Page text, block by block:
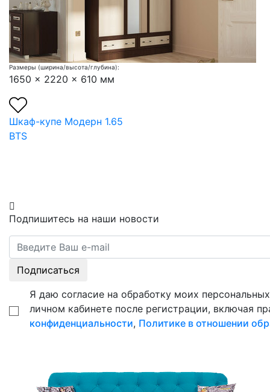
Размеры (ширина/высота/глубина):
1650 x 2220 x 610 мм
Шкаф-купе Модерн 1.65
BTS
Подпишитесь на наши новости
Подписаться
Я даю согласие на обработку моих
личном кабинете после регистрации, включая
конфиденциальности, Политике в отношении